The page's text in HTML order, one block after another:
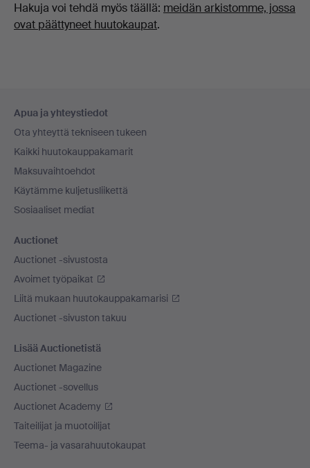
Hakuja voi tehdä myös täällä: meidän arkistomme, jossa
ovat päättyneet huutokaupat.
Apua ja yhteystiedot
Ota yhteyttä tekniseen tukeen
Kaikki huutokauppakamarit
Maksuvaihtoehdot
Käytämme kuljetusliikettä
Sosiaaliset mediat
Auctionet
Auctionet -sivustosta
Avoimet työpaikat
Liitä mukaan huutokauppakamarisi
Auctionet -sivuston takuu
Lisää Auctionetistä
Auctionet Magazine
Auctionet -sovellus
Auctionet Academy
Taiteilijat ja muotoilijat
Teema- ja vasarahuutokaupat